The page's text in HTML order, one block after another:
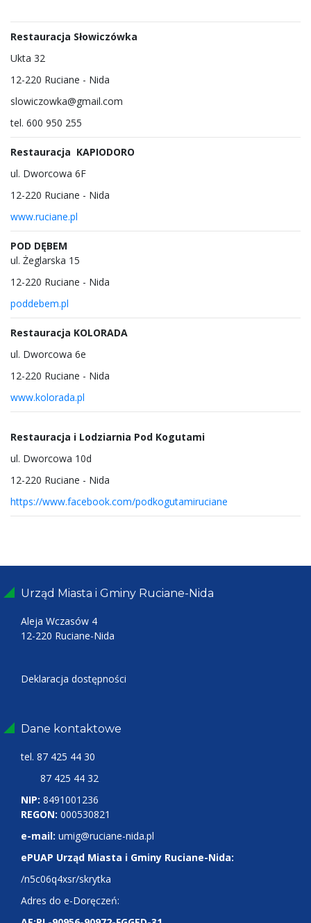
Restauracja Słowiczówka
Ukta 32
12-220 Ruciane - Nida
slowiczowka@gmail.com
tel. 600 950 255
Restauracja KAPIODORO
ul. Dworcowa 6F
12-220 Ruciane - Nida
www.ruciane.pl
POD DĘBEM
ul. Żeglarska 15
12-220 Ruciane - Nida
poddebem.pl
Restauracja KOLORADA
ul. Dworcowa 6e
12-220 Ruciane - Nida
www.kolorada.pl
Restauracja i Lodziarnia Pod Kogutami
ul. Dworcowa 10d
12-220 Ruciane - Nida
https://www.facebook.com/podkogutamiruciane
Urząd Miasta i Gminy Ruciane-Nida
Aleja Wczasów 4
12-220 Ruciane-Nida
Deklaracja dostępności
Dane kontaktowe
tel. 87 425 44 30
87 425 44 32
NIP: 8491001236
REGON: 000530821
e-mail: umig@ruciane-nida.pl
ePUAP Urząd Miasta i Gminy Ruciane-Nida:
/n5c06q4xsr/skrytka
Adres do e-Doręczeń: